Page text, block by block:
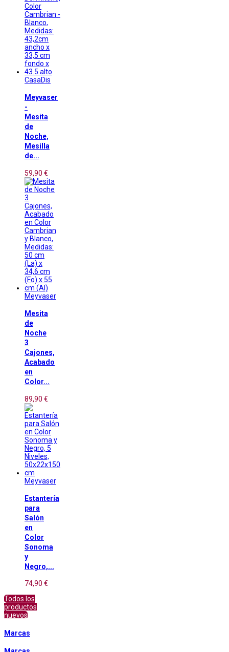
CasaDis
Meyvaser
-
Mesita
de
Noche,
Mesilla
de...
59,90 €
Meyvaser
Mesita
de
Noche
3
Cajones,
Acabado
en
Color...
89,90 €
Meyvaser
Estantería
para
Salón
en
Color
Sonoma
y
Negro,...
74,90 €
Todos los
productos
nuevos
Marcas